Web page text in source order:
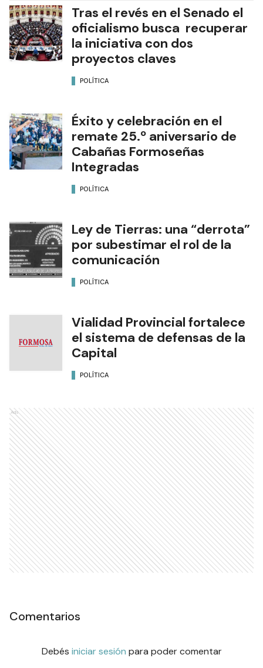
Tras el revés en el Senado el
oficialismo busca recuperar
la iniciativa con dos
proyectos claves
POLÍTICA
Éxito y celebración en el
remate 25.º aniversario de
Cabañas Formoseñas
Integradas
POLÍTICA
Ley de Tierras: una “derrota”
por subestimar el rol de la
comunicación
POLÍTICA
Vialidad Provincial fortalece
el sistema de defensas de la
Capital
POLÍTICA
Ads
Comentarios
Debés iniciar sesión para poder comentar